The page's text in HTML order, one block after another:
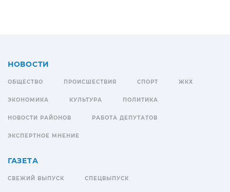
НОВОСТИ
ОБЩЕСТВО ПРОИСШЕСТВИЯ СПОРТ ЖКХ
ЭКОНОМИКА КУЛЬТУРА ПОЛИТИКА
НОВОСТИ РАЙОНОВ РАБОТА ДЕПУТАТОВ
ЭКСПЕРТНОЕ МНЕНИЕ
ГАЗЕТА
СВЕЖИЙ ВЫПУСК СПЕЦВЫПУСК